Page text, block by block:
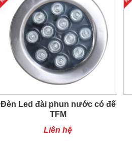
Đèn Led đài phun nước có đế
TFM
Liên hệ